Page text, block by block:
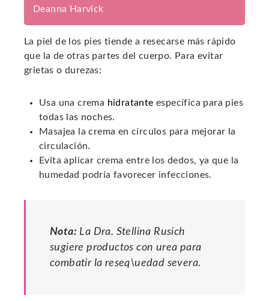
Deanna Harvick
La piel de los pies tiende a resecarse más rápido
que la de otras partes del cuerpo. Para evitar
grietas o durezas:
Usa una crema hidratante específica para pies
todas las noches.
Masajea la crema en círculos para mejorar la
circulación.
Evita aplicar crema entre los dedos, ya que la
humedad podría favorecer infecciones.
Nota: La Dra. Stellina Rusich
sugiere productos con urea para
combatir la reseq\uedad severa.